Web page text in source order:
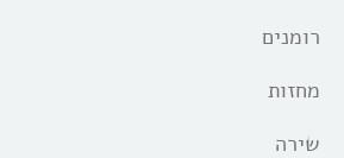
רומנים
מחזות
שירה